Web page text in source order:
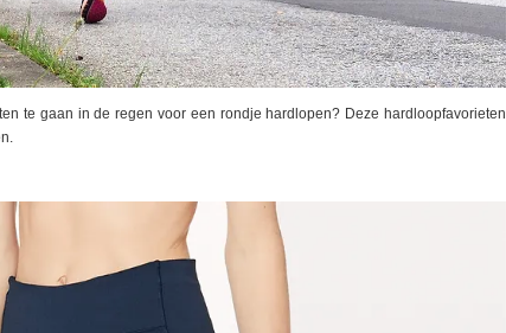
te gaan in de regen voor een rondje hardlopen? Deze hardloopfavorieten